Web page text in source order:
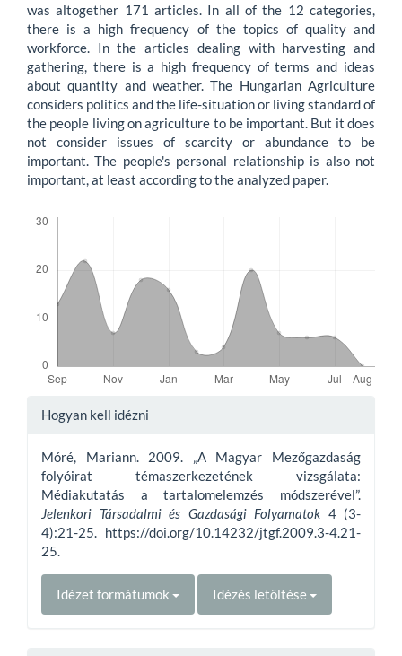
was altogether 171 articles. In all of the 12 categories,
there is a high frequency of the topics of quality and
workforce. In the articles dealing with harvesting and
gathering, there is a high frequency of terms and ideas
about quantity and weather. The Hungarian Agriculture
considers politics and the life-situation or living standard of
the people living on agriculture to be important. But it does
not consider issues of scarcity or abundance to be
important. The people's personal relationship is also not
important, at least according to the analyzed paper.
Article
Hogyan kell idézni
Móré, Mariann. 2009. „A Magyar Mezőgazdaság
folyóirat témaszerkezetének vizsgálata:
Médiakutatás a tartalomelemzés módszerével”.
Jelenkori Társadalmi és Gazdasági Folyamatok 4 (3-
4):21-25. https://doi.org/10.14232/jtgf.2009.3-4.21-
25.
Idézet formátumok Idézés letöltése